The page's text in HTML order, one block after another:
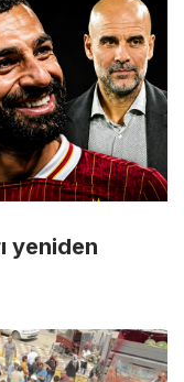
yeniden